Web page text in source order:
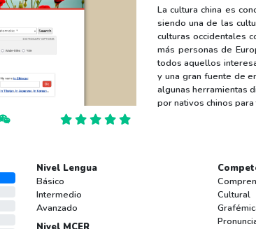
La cultura china es
siendo una de las
culturas occidentales
más personas de
todos aquellos
y una gran fuente de
algunas herramientas
por nativos chinos
Nivel Lengua
Básico
Intermedio
Avanzado
Cultural